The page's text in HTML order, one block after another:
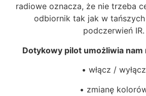
radiowe oznacza, że nie trzeba
odbiornik tak jak w
podczerwień IR.
Dotykowy pilot umożliwia nam
• włącz / wyłącz
• zmianę